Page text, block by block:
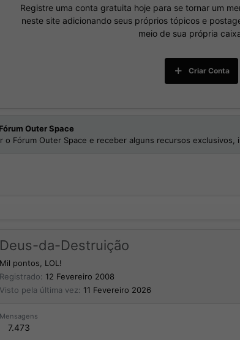
Registre uma conta gratuita hoje para se tornar um
neste site adicionando seus próprios tópicos e
meio de sua própria
Criar Conta
Outer Space
o Fórum Outer Space e receber alguns recursos exclusivos,
Deus-da-Destruição
Mil pontos, LOL!
Registrado
12 Fevereiro 2008
Visto pela última vez
11 Fevereiro 2026
Mensagens
7.473